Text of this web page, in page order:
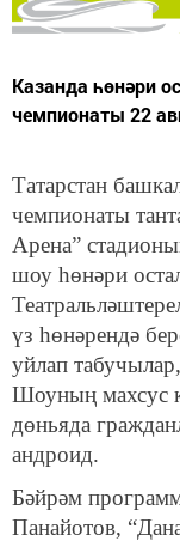
Казанда һөнәри
чемпионаты 22
Татарстан
чемпионаты
Арена”
шоу һөнәри
үз һөнәрендә
уйлап
Шоуның махсус
дөньяда
андроид.
Бәйрәм
Панайотов,